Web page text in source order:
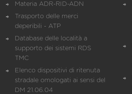
Materia ADR-RID-ADN
Trasporto delle merci
deperibili - ATP
Database delle località a
supporto dei sistemi RDS
TMC
Elenco dispositivi di ritenuta
stradale omologati ai sensi del
DM 21.06.04